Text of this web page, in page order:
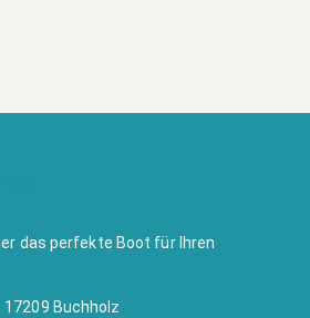
das perfekte Boot für Ihren
Buchholz